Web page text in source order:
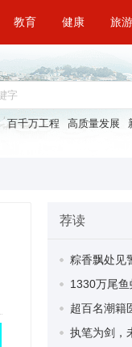
教育 健康 旅游
百千万工程 高质量发展
荐读